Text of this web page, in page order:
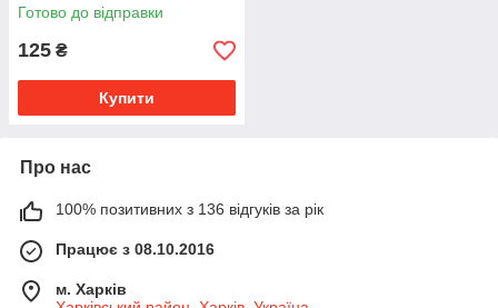
Готово до відправки
125 ₴
Купити
Про нас
100% позитивних з 136 відгуків за рік
Працює з 08.10.2016
м. Харків